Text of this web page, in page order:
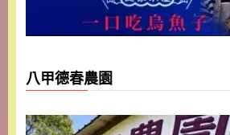
八甲德春農園